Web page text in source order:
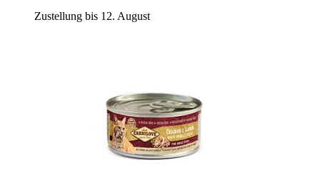
Zustellung bis 12. August